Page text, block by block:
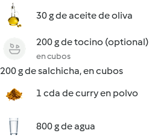
30 g de aceite de oliva
200 g de tocino (optional)
en cubos
200 g de salchicha, en cubos
1 cda de curry en polvo
800 g de agua